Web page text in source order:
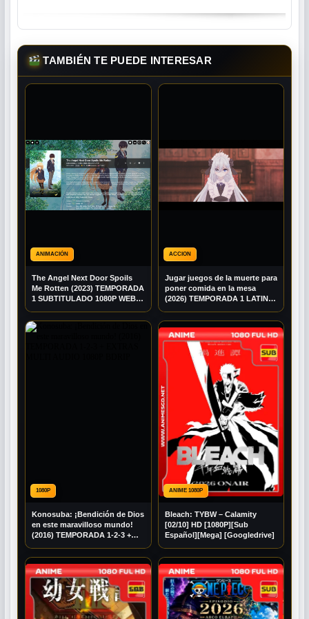
TAMBIÉN TE PUEDE INTERESAR
ANIMACIÓN
The Angel Next Door Spoils
Me Rotten (2023) TEMPORADA
1 SUBTITULADO 1080P WEB-
ACCION
Jugar juegos de la muerte para
poner comida en la mesa
(2026) TEMPORADA 1 LATINO
1080P
Konosuba: ¡Bendición de Dios
en este maravilloso mundo!
(2016) TEMPORADA 1-2-3 +
BDRIP
ANIME 1080P
Bleach: TYBW – Calamity
[02/10] HD [1080P][Sub
Español][Mega] [Googledrive]